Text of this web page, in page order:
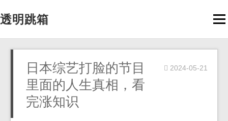
透明跳箱
日本综艺打脸的节目
里面的人生真相，看
完涨知识
2024-05-21